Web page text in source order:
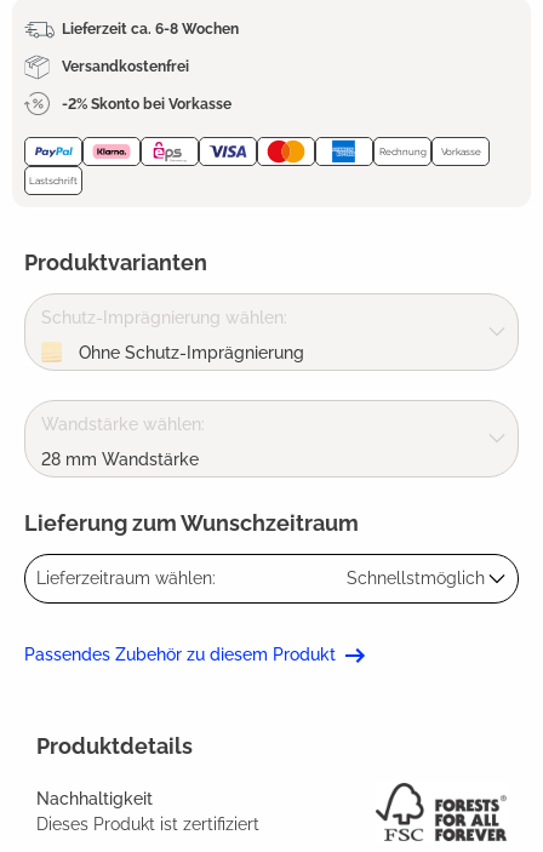
Lieferzeit ca. 6-8 Wochen
Versandkostenfrei
-2% Skonto bei Vorkasse
Rechnung Vorkasse
Lastschrift
Produktvarianten
Schutz-Imprägnierung wählen:
Ohne Schutz-Imprägnierung
Wandstärke wählen:
28 mm Wandstärke
Lieferung zum Wunschzeitraum
Lieferzeitraum wählen: Schnellstmöglich
Passendes Zubehör zu diesem Produkt
Produktdetails
Nachhaltigkeit
Dieses Produkt ist zertifiziert